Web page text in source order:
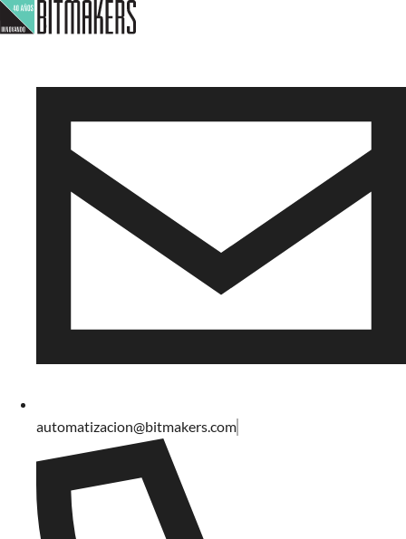
automatizacion@bitmakers.com